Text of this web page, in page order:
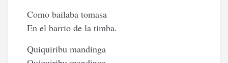
Como bailaba tomasa
En el barrio de la timba.
Quiquiribu mandinga